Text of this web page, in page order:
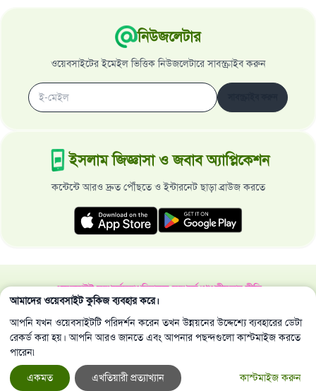
নিউজলেটার
ওয়েবসাইটের ইমেইল ভিত্তিক নিউজলেটারে সাবস্ক্রাইব করুন
ইসলাম জিজ্ঞাসা ও জবাব অ্যাপ্লিকেশন
কন্টেন্টে আরও দ্রুত পৌঁছতে ও ইন্টারনেট ছাড়া ব্রাউজ করতে
ওয়েবসাইট সম্পর্কেমহাপরিচালক সম্পর্কেগোপনীয়তার নীতি
সর্বস্বত্ব ইসলাম জিজ্ঞাসা ও জবাব ওয়েবসাইট কর্তৃক সংরক্ষিত 1997-2025 ©
আমাদের ওয়েবসাইট কুকিজ ব্যবহার করে।
আপনি যখন ওয়েবসাইটটি পরিদর্শন করেন তখন উন্নয়নের উদ্দেশ্যে ব্যবহারের ডেটা
রেকর্ড করা হয়। আপনি আরও জানতে এবং আপনার পছন্দগুলো কাস্টমাইজ করতে
পারেন৷
কাস্টমাইজ করুন
এখতিয়ারী প্রত্যাখ্যান
একমত